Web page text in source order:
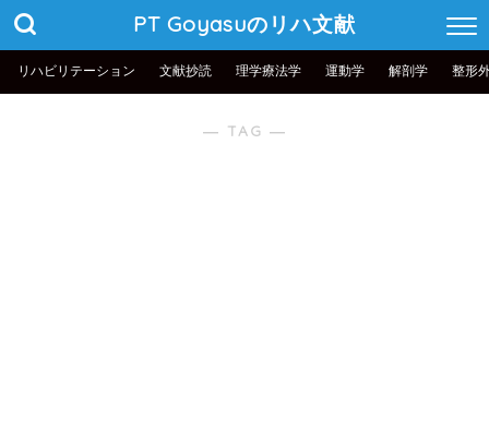
PT Goyasuのリハ文献
リハビリテーション 文献抄読 理学療法学 運動学 解剖学 整形
― TAG ―